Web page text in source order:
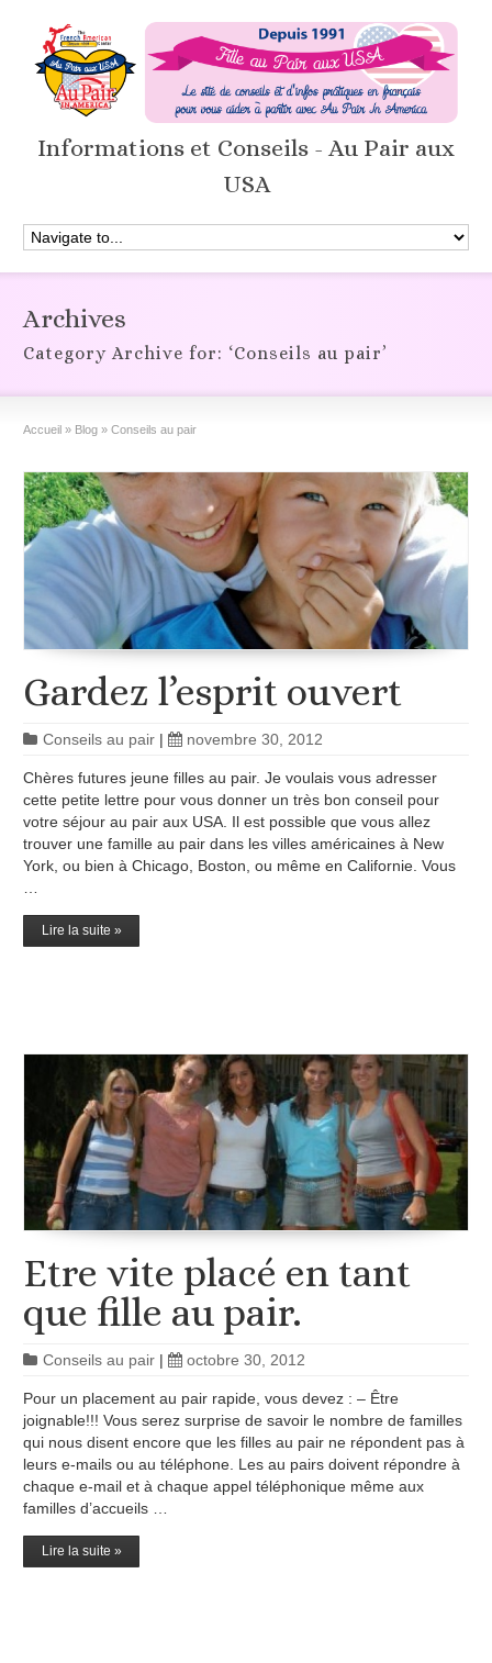
Informations et Conseils - Au Pair aux
USA
Archives
Category Archive for: ‘Conseils au pair’
Accueil » Blog » Conseils au pair
Gardez l’esprit ouvert
Conseils au pair | novembre 30, 2012
Chères futures jeune filles au pair. Je voulais vous adresser
cette petite lettre pour vous donner un très bon conseil pour
votre séjour au pair aux USA. Il est possible que vous allez
trouver une famille au pair dans les villes américaines à New
York, ou bien à Chicago, Boston, ou même en Californie. Vous
Lire la suite »
Etre vite placé en tant
que fille au pair.
Conseils au pair | octobre 30, 2012
Pour un placement au pair rapide, vous devez : – Être
joignable!!! Vous serez surprise de savoir le nombre de familles
qui nous disent encore que les filles au pair ne répondent pas à
leurs e-mails ou au téléphone. Les au pairs doivent répondre à
chaque e-mail et à chaque appel téléphonique même aux
familles d’accueils …
Lire la suite »